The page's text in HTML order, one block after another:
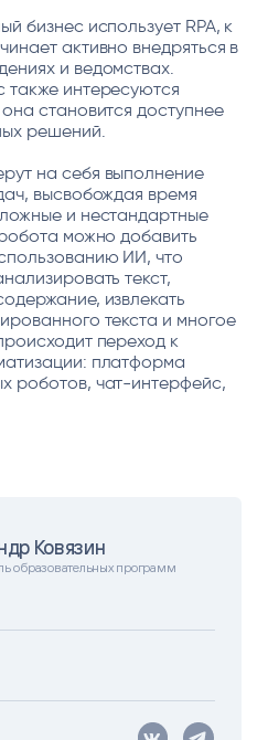
Ковязин
образовательных программ
бизнес использует RPA, к
активно внедряться в
и ведомствах.
интересуются
становится доступнее
решений.
на себя выполнение
высвобождая время
и нестандартные
можно добавить
ИИ, что
текст,
извлекать
текста и многое
переход к
платформа
роботов, чат-интерфейс,